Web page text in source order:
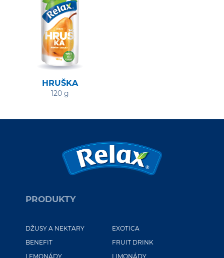
HRUŠKA
120 g
PRODUKTY
DŽUSY A NEKTARY
EXOTICA
BENEFIT
FRUIT DRINK
LEMONÁDY
LIMONÁDY